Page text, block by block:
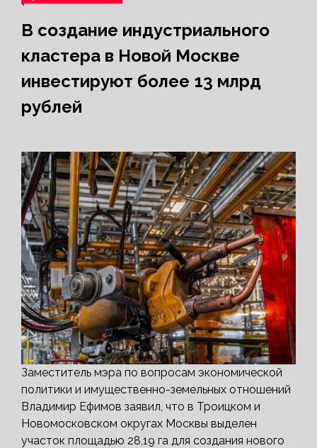
В создание индустриального
кластера в Новой Москве
инвестируют более 13 млрд
рублей
Заместитель мэра по вопросам экономической
политики и имущественно-земельных отношений
Владимир Ефимов заявил, что в Троицком и
Новомосковском округах Москвы выделен
участок площадью 28,19 га для создания нового